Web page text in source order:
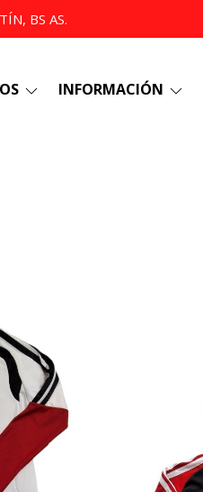
BS AS.
INFORMACIÓN